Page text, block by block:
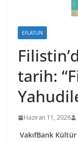
EFLATUN
tarih:
Haziran 11, 2026
VakıfBank Kültür